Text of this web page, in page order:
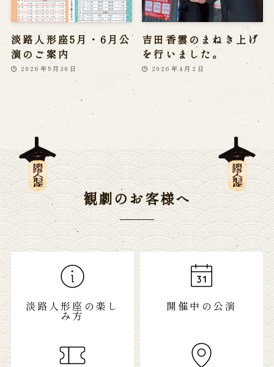
淡路人形座5月・6月公
演のご案内
2026年5月30日
吉田香雲のまねき上げ
を行いました。
2026年4月2日
観劇のお客様へ
淡路人形座の楽し
み方
開催中の公演